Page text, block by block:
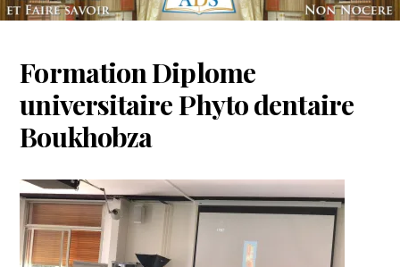
Formation Diplome
universitaire Phyto dentaire
Boukhobza